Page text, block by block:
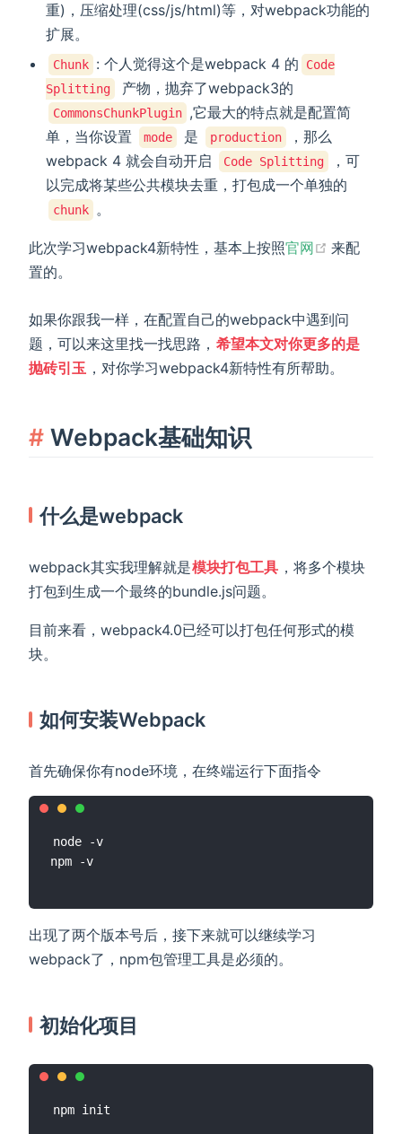
重)，压缩处理(css/js/html)等，对webpack功能的
扩展。
Chunk : 个人觉得这个是webpack 4 的
Code
Splitting
产物，抛弃了webpack3的
CommonsChunkPlugin ,它最大的特点就是配置简
单，当你设置
mode 是 production
，那么
webpack 4 就会自动开启
Code Splitting
，可
以完成将某些公共模块去重，打包成一个单独的
chunk 。
此次学习webpack4新特性，基本上按照官网 (opens
来配
置的。
如果你跟我一样，在配置自己的webpack中遇到问
题，可以来这里找一找思路， 希望本文对你更多的是
抛砖引玉 ，对你学习webpack4新特性有所帮助。
Webpack基础知识
什么是webpack
webpack其实我理解就是模块打包工具 ，将多个模块
打包到生成一个最终的bundle.js问题。
目前来看，webpack4.0已经可以打包任何形式的模
块。
如何安装Webpack
首先确保你有node环境，在终端运行下面指令
node -v
出现了两个版本号后，接下来就可以继续学习
webpack了，npm包管理工具是必须的。
初始化项目